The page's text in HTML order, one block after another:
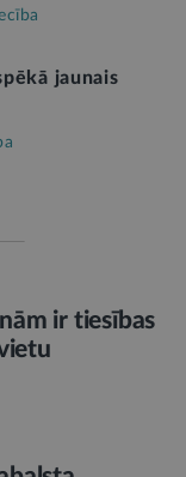
jaunais
ir tiesības